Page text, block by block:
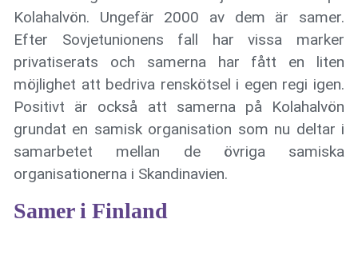
Kolahalvön. Ungefär 2000 av dem är samer.
Efter Sovjetunionens fall har vissa marker
privatiserats och samerna har fått en liten
möjlighet att bedriva renskötsel i egen regi igen.
Positivt är också att samerna på Kolahalvön
grundat en samisk organisation som nu deltar i
samarbetet mellan de övriga samiska
organisationerna i Skandinavien.
Samer i Finland